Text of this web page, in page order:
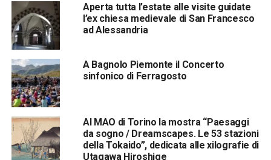
Aperta tutta l’estate alle visite guidate
l’ex chiesa medievale di San Francesco
ad Alessandria
A Bagnolo Piemonte il Concerto
sinfonico di Ferragosto
Al MAO di Torino la mostra “Paesaggi
da sogno / Dreamscapes. Le 53 stazioni
della Tokaido”, dedicata alle xilografie di
Utagawa Hiroshige